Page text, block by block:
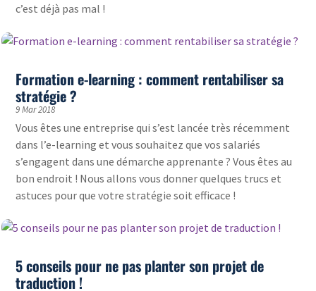
c’est déjà pas mal !
Formation e-learning : comment rentabiliser sa
stratégie ?
9 Mar 2018
Vous êtes une entreprise qui s’est lancée très récemment
dans l’e-learning et vous souhaitez que vos salariés
s’engagent dans une démarche apprenante ? Vous êtes au
bon endroit ! Nous allons vous donner quelques trucs et
astuces pour que votre stratégie soit efficace !
5 conseils pour ne pas planter son projet de
traduction !